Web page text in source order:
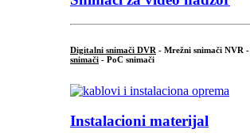
Digitalni snimači DVR - Mrežni snimači NVR -
snimači - PoC snimači
Instalacioni materijal